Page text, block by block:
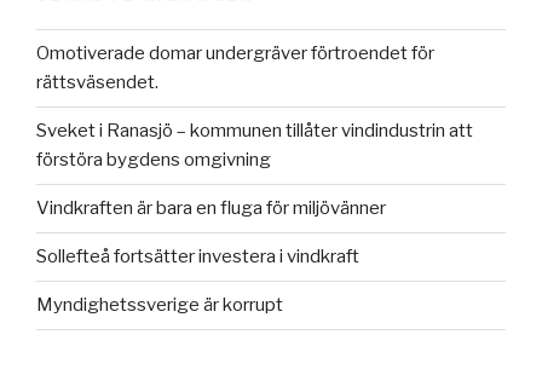
Omotiverade domar undergräver förtroendet för
rättsväsendet.
Sveket i Ranasjö – kommunen tillåter vindindustrin att
förstöra bygdens omgivning
Vindkraften är bara en fluga för miljövänner
Sollefteå fortsätter investera i vindkraft
Myndighetssverige är korrupt